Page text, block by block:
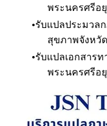
พระนครศรีอ
รับแปลประมวล
สุขภาพจังหวั
รับแปลเอกสาร
พระนครศรีอ